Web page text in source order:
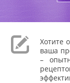
Хотите
ваша
–